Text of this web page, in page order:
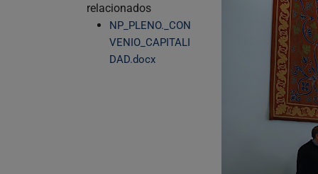
relacionados
NP_PLENO._CON
VENIO_CAPITALI
DAD.docx